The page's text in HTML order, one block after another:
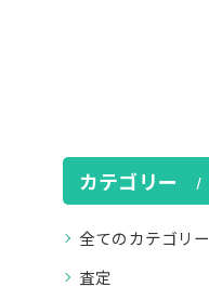
カテゴリー
全てのカテゴリー
査定